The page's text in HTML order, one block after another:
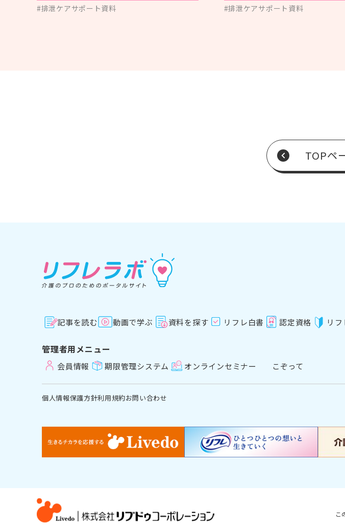
#排泄ケアサポート資料
#排泄ケアサポート資料
TOPペ
記事を読む 動画で学ぶ 資料を探す リフレ白書 認定資格 リ
管理者用メニュー
会員情報 期限管理システム オンラインセミナー こぞって
個人情報保護方針利用規約お問い合わせ
こ